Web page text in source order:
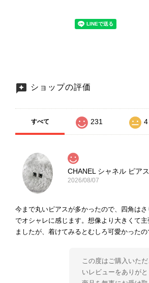
ショップの評価
すべて 231 4
2026/08/07
今まで丸いピアスが多かったので、四角はさ
でオシャレに感じます。想像より大きくて
ましたが、着けてみるとむしろ可愛かったの
この度はご購入いた
いレビューをありがと